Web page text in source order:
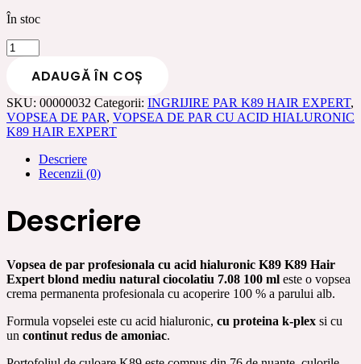
În stoc
Cantitate
Vopsea
profesionala
cu
acid
K89
Hair
mediu
natural
7.08
100
ml
ADAUGĂ ÎN COȘ
SKU: 00000032 Categorii: INGRIJIRE PAR K89 HAIR EXPERT,
VOPSEA DE PAR, VOPSEA DE PAR CU ACID HIALURONIC
K89 HAIR EXPERT
Descriere
Recenzii (0)
Descriere
Vopsea de par profesionala cu acid hialuronic K89 K89 Hair
Expert blond mediu natural ciocolatiu 7.08 100 ml este o vopsea
crema permanenta profesionala cu acoperire 100 % a parului alb.
Formula vopselei este cu acid hialuronic, cu proteina k-plex si cu
un continut redus de amoniac.